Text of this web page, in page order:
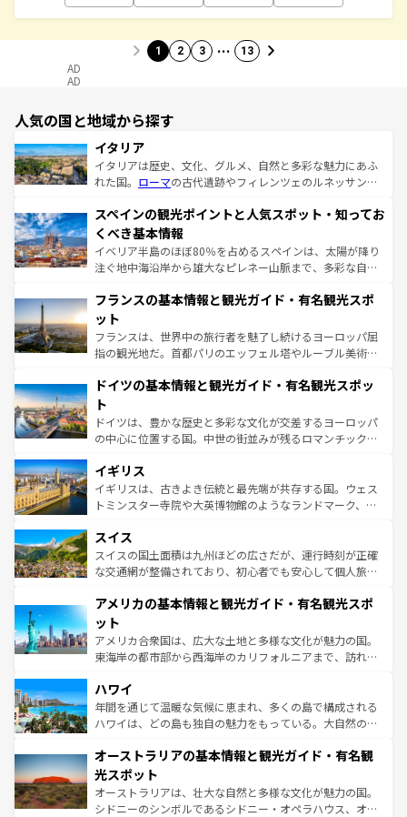
1 2 3 … 13
AD
AD
人気の国と地域から探す
イタリア
イタリアは歴史、文化、グルメ、自然と多彩な魅力にあふ
れた国。 ローマの古代遺跡やフィレンツェのルネッサンス
ろん、トスカーナの美しい田園風景やアマルフィ海岸の絶
景など、自然景観も見逃せない。観光の合間には、本場の
ピザやパスタなど、絶品のイタリア料理を堪能することも
できる。朝目覚めてから夜眠るまで、すべての瞬間を楽し
なお、新着のイタリア情報はコンテンツ一覧を参照してほ
しい。
スペインの観光ポイントと人気スポット・知ってお
くべき基本情報
イベリア半島のほぼ80％を占めるスペインは、太陽が降り
注ぐ地中海沿岸から雄大なピレネー山脈まで、多彩な自然
文化が根付くこの国では、情熱的なフラメンコ、熱気あふ
れる闘牛、そして美味しいタパスが生活の一部となってい
る。首都マドリードの洗練された雰囲気や、バルセロナの
アートに溢れた街角から、地方では古代ローマ遺跡や中世
せる。地方によって風土や気候が異なるスペインはその個
ンテンツ一覧 を参照してほしい。
フランスの基本情報と観光ガイド・有名観光スポ
ット
フランスは、世界中の旅行者を魅了し続けるヨーロッパ屈
指の観光地だ。首都パリのエッフェル塔やルーブル美術館
で、幅広い魅力が詰まっている。華麗な宮殿、歴史的な大
聖堂、美しいビーチ、そして豊かな自然が、訪れる者を心
から魅了する。また、フランスは美食の国としても知ら
れ、フランス料理はユネスコ無形文化遺産にも登録されて
香り高いラベンダー畑など、多彩な楽しみ方が可能だ。さ
らに、パリ以外の地域にも魅力が溢れており、どの街角に
も豊かな歴史と文化が息づいている。パリ以外の個性あふ
を参照してほしい。
ドイツの基本情報と観光ガイド・有名観光スポッ
ト
ドイツは、豊かな歴史と多彩な文化が交差するヨーロッパ
の中心に位置する国。中世の街並みが残るロマンチック街
顔を持つこの国は、どこを歩いても飽きることがない。ベ
ルリンの文化的活気、バイエルン州のアルプスの絶景、そ
してライン川沿いのワイン畑といった風景は必見。ビール
は、お酒好きな人にはぜひ体験してほしい。 なお、新着の
ドイツ情報はコンテンツ一覧を参照してほしい。
イギリス
イギリスは、古きよき伝統と最先端が共存する国。ウェス
トミンスター寺院や大英博物館のようなランドマーク、歴
リアごとに異なる魅力がある。また、優雅なアフタヌーン
ティー、ビール好きにはたまらない英国パブ、サッカー観
戦など、本場だからこそできる体験も豊富。イギリスを旅
ンツ一覧を参照してほしい。
スイス
スイスの国土面積は九州ほどの広さだが、運行時刻が正確
な交通網が整備されており、初心者でも安心して個人旅行
の建物がそのまま残る町や、スイスならではのユニークな
博物館もあり、アルプス観光だけでなく町歩きも満喫する
ことができる。国民の所得が高いため物価も高いが、旅行
者向けの交通パス提供のサービスもあり、うまく活用すれ
着のスイス情報は
アメリカの基本情報と観光ガイド・有名観光スポ
ット
アメリカ合衆国は、広大な土地と多様な文化が魅力の国。
東海岸の都市部から西海岸のカリフォルニアまで、訪れる
のような巨大都市は、観光、ショッピング、エンターテイ
ンメントが詰まった刺激的なスポットだ。一方、アメリカ
西部には大自然が広がり、グランドキャニオンやイエロー
部のニューオーリンズでは、音楽と美食が融合した独特の
文化が魅力。旅行者はアメリカの各地域で異なる魅力を楽
しみながら、その多様性と豊かな歴史を感じることができ
るだろう。車でのロードトリップや列車の旅も、アメリカ
ハワイ
年間を通じて温暖な気候に恵まれ、多くの島で構成される
ハワイは、どの島も独自の魅力をもっている。大自然の神
ワイ島は見逃せない。また、定番の観光地といえばオアフ
島だが、静かな自然を求めるならマウイ島やカウアイ島が
おすすめ。エメラルドグリーンに輝く海をはじめ、豊かな
文化や歴史が息づいている。「アロハスピリット」と呼ば
オーストラリアの基本情報と観光ガイド・有名観
光スポット
オーストラリアは、壮大な自然と多様な文化が魅力の国。
シドニーのシンボルであるシドニー・オペラハウス、オー